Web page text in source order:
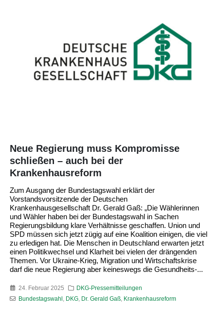
Neue Regierung muss Kompromisse
schließen – auch bei der
Krankenhausreform
Zum Ausgang der Bundestagswahl erklärt der
Vorstandsvorsitzende der Deutschen
Krankenhausgesellschaft Dr. Gerald Gaß: „Die Wählerinnen
und Wähler haben bei der Bundestagswahl in Sachen
Regierungsbildung klare Verhältnisse geschaffen. Union und
SPD müssen sich jetzt zügig auf eine Koalition einigen, die viel
zu erledigen hat. Die Menschen in Deutschland erwarten jetzt
einen Politikwechsel und Klarheit bei vielen der drängenden
Themen. Vor Ukraine-Krieg, Migration und Wirtschaftskrise
darf die neue Regierung aber keineswegs die Gesundheits-...
24. Februar 2025
DKG-Pressemitteilungen
Bundestagswahl
DKG, Dr. Gerald Gaß, Krankenhausreform